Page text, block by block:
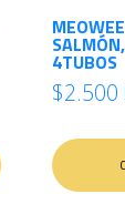
4TUBOS
$2.500